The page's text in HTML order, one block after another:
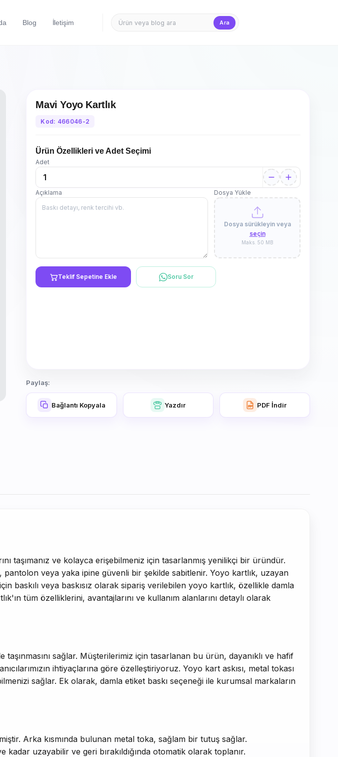
Blog İletişim Ara
Mavi Yoyo Kartlık
Kod: 466046-2
Ürün Özellikleri ve Adet Seçimi
Adet
Açıklama Dosya Yükle
Dosya sürükleyin veya
seçin
Maks. 50 MB
Teklif Sepetine Ekle Soru Sor
Paylaş:
Bağlantı Kopyala Yazdır PDF İndir
taşımanız ve kolayca erişebilmeniz için tasarlanmış yenilikçi bir üründür.
veya yaka ipine güvenli bir şekilde sabitlenir. Yoyo kartlık, uzayan
baskılı veya baskısız olarak sipariş verilebilen yoyo kartlık, özellikle damla
tüm özelliklerini, avantajlarını ve kullanım alanlarını detaylı olarak
sağlar. Müşterilerimiz için tasarlanan bu ürün, dayanıklı ve hafif
ihtiyaçlarına göre özelleştiriyoruz. Yoyo kart askısı, metal tokası
sağlar. Ek olarak, damla etiket baskı seçeneği ile kurumsal markaların
Arka kısmında bulunan metal toka, sağlam bir tutuş sağlar.
uzayabilir ve geri bırakıldığında otomatik olarak toplanır.